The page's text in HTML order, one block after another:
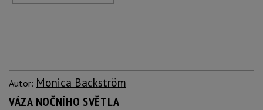
Autor: Monica Backström
VÁZA NOČNÍHO SVĚTLA